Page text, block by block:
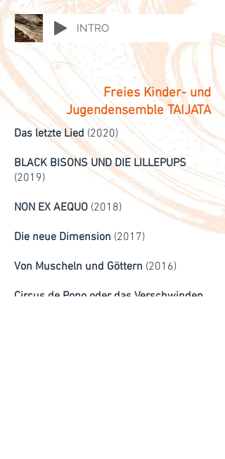
INTRO
Freies Kinder- und
Jugendensemble TAIJATA
Das letzte Lied (2020)
BLACK BISONS UND DIE LILLEPUPS
(2019)
NON EX AEQUO (2018)
Die neue Dimension (2017)
Von Muscheln und Göttern (2016)
Circus de Popo oder das Verschwinden